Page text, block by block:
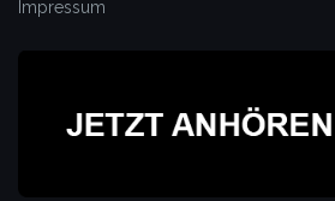
Impressum